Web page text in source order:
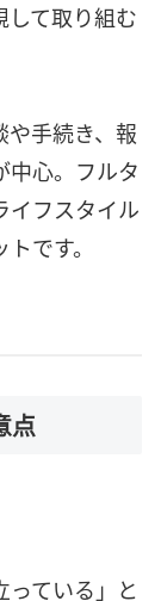
して取り組む
や手続き、報
中心。フルタ
イフスタイル
です。
点
ている」と